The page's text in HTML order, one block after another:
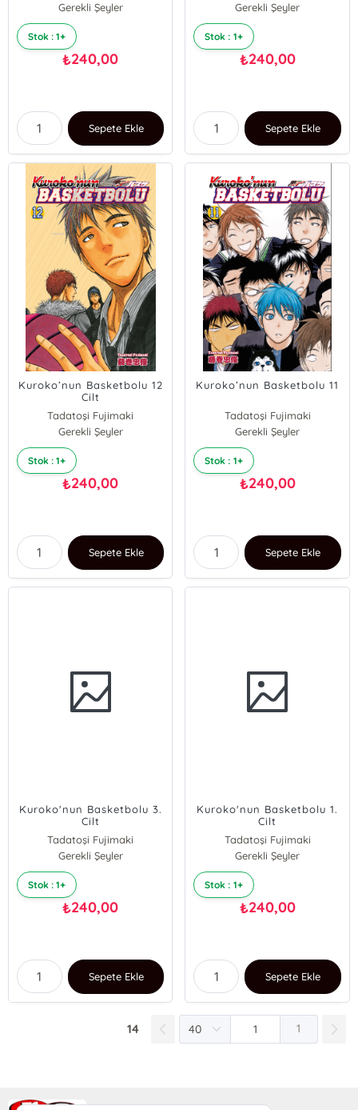
Gerekli Şeyler
Stok : 1+
₺240,00
Sepete Ekle
Gerekli Şeyler
Stok : 1+
₺240,00
Sepete Ekle
Kuroko’nun Basketbolu 12
Cilt
Tadatoşi Fujimaki
Gerekli Şeyler
Stok : 1+
₺240,00
Sepete Ekle
Kuroko’nun Basketbolu 11
Tadatoşi Fujimaki
Gerekli Şeyler
Stok : 1+
₺240,00
Sepete Ekle
Kuroko'nun Basketbolu 3.
Cilt
Tadatoşi Fujimaki
Gerekli Şeyler
Stok : 1+
₺240,00
Sepete Ekle
Kuroko'nun Basketbolu 1.
Cilt
Tadatoşi Fujimaki
Gerekli Şeyler
Stok : 1+
₺240,00
Sepete Ekle
14 1